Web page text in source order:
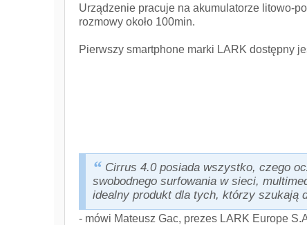
Urządzenie pracuje na akumulatorze litowo-
rozmowy około 100min.
Pierwszy smartphone marki LARK dostępny
Cirrus 4.0 posiada wszystko, czego
swobodnego surfowania w sieci,
idealny produkt dla tych, którzy szukają
- mówi Mateusz Gac, prezes LARK Europe